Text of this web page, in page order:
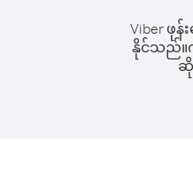
Viber ဖု
နိုင်သည်။
ဆို